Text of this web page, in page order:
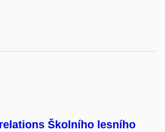
Školního lesního